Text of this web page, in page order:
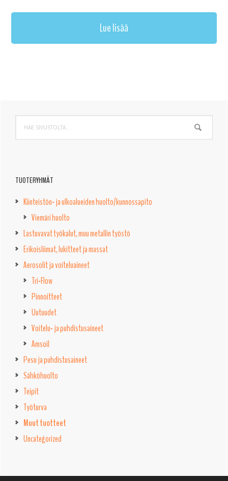
Lue lisää
Ensisijainen
sivupalkki
sivustolta...
TUOTERYHMÄT
Kiinteistön- ja ulkoalueiden huolto/kunnossapito
Viemäri huolto
Lastuvavat työkalut, muu metallin työstö
Erikoisliimat, lukitteet ja massat
Aerosolit ja voiteluaineet
Tri-Flow
Pinnoitteet
Uutuudet
Voitelu- ja puhdistusaineet
Amsoil
Pesu ja puhdistusaineet
Sähköhuolto
Teipit
Työturva
Muut tuotteet
Uncategorized